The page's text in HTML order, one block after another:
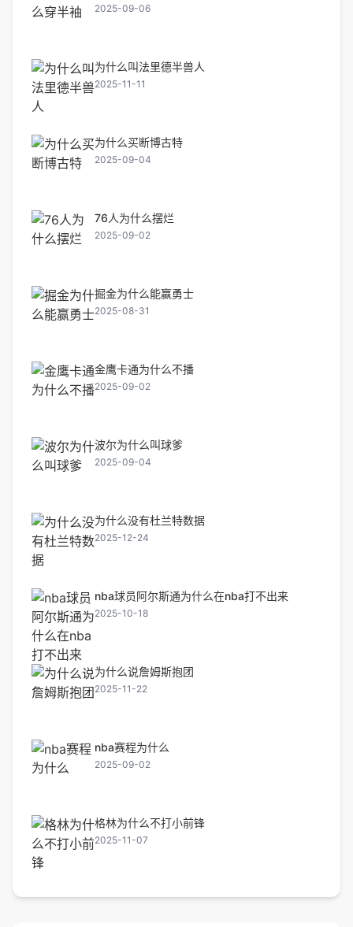
2025-09-06
为什么叫法里德半兽人
2025-11-11
为什么买断博古特
2025-09-04
76人为什么摆烂
2025-09-02
掘金为什么能赢勇士
2025-08-31
金鹰卡通为什么不播
2025-09-02
波尔为什么叫球爹
2025-09-04
为什么没有杜兰特数据
2025-12-24
nba球员阿尔斯通为什么在nba打不出来
2025-10-18
为什么说詹姆斯抱团
2025-11-22
nba赛程为什么
2025-09-02
格林为什么不打小前锋
2025-11-07